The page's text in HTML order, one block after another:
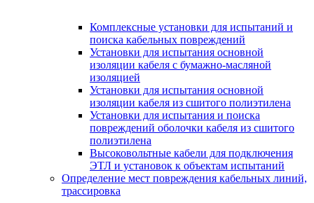
Комплексные установки для испытаний и
поиска кабельных повреждений
Установки для испытания основной
изоляции кабеля с бумажно-масляной
изоляцией
Установки для испытания основной
изоляции кабеля из сшитого полиэтилена
Установки для испытания и поиска
повреждений оболочки кабеля из сшитого
полиэтилена
Высоковольтные кабели для подключения
ЭТЛ и установок к объектам испытаний
Определение мест повреждения кабельных линий,
трассировка